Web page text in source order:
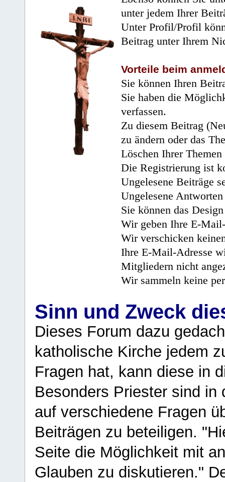
unter jedem Ihrer
Unter Profil/Profil
Beitrag unter Ihrem
Vorteile beim
Sie können Ihren
Sie haben die
verfassen.
Zu diesem Beitrag
zu ändern oder das
Löschen Ihrer
Die Registrierung ist
Ungelesene Beiträge
Ungelesene
Sie können das
Wir geben Ihre E-
Wir verschicken
Ihre E-Mail-Adresse
Mitgliedern nicht
Wir sammeln keine
Sinn und Zweck
Dieses Forum dazu
katholische Kirche jedem
Fragen hat, kann diese in
Besonders Priester sind in
auf verschiedene Fragen
Beiträgen zu beteiligen.
Seite die Möglichkeit mit
Glauben zu diskutieren."